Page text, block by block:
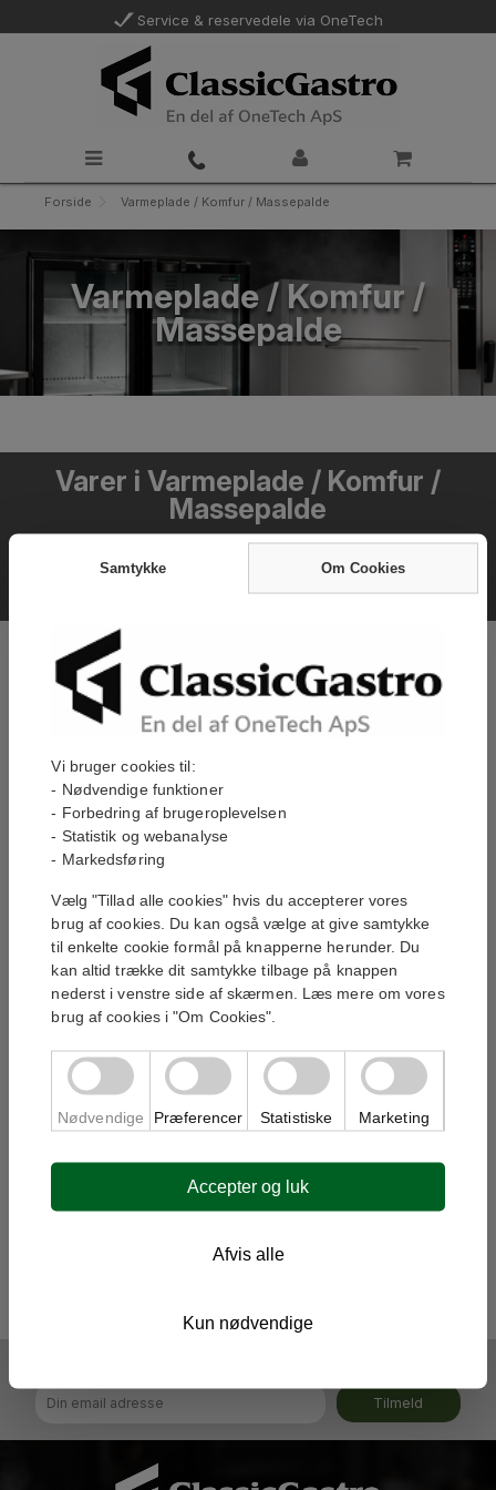
Service & reservedele via OneTech
Forside Varmeplade / Komfur / Massepalde
Varmeplade / Komfur /
Massepalde
Varer i Varmeplade / Komfur /
Massepalde
Varmeplade 1/1GN,
Hendi
1 599,00 kr
På Lager
ZONER EL, 800MM
36 600,00 kr
På Lager
GLASKERAMISKKOGEBORD
4 ZONER 800MM
GLASKERAMISKKOGEBORD
4 ZONER 800MM
35 600,00 kr
Tilmeld
Samtykke Om Cookies
Vi bruger cookies til:
- Nødvendige funktioner
- Forbedring af brugeroplevelsen
- Statistik og webanalyse
- Markedsføring
Vælg "Tillad alle cookies" hvis du accepterer vores
brug af cookies. Du kan også vælge at give samtykke
til enkelte cookie formål på knapperne herunder. Du
kan altid trække dit samtykke tilbage på knappen
nederst i venstre side af skærmen. Læs mere om vores
brug af cookies i "Om Cookies".
Nødvendige Præferencer Statistiske Marketing
Afvis alle
Kun nødvendige
Accepter og luk